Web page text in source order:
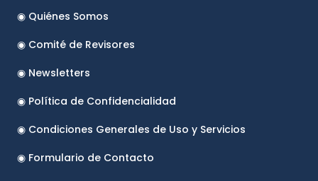
◉ Quiénes Somos
◉ Comité de Revisores
◉ Newsletters
◉ Política de Confidencialidad
◉ Condiciones Generales de Uso y Servicios
◉ Formulario de Contacto